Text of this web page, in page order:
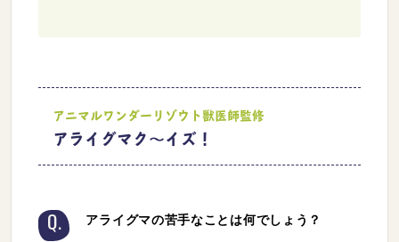
アニマルワンダーリゾウト獣医師監修
アライグマク〜イズ！
Q. アライグマの苦手なことは何でしょう？